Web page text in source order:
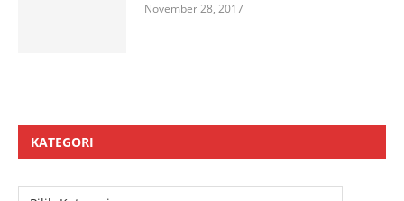
November 28, 2017
KATEGORI